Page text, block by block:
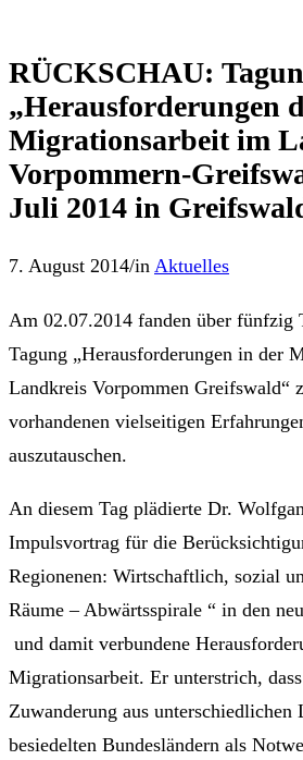
RÜCKSCHAU:
„Herausforderungen
Migrationsarbeit im
Vorpommern-
Juli 2014 in
7. August 2014/in Aktuelles
Am 02.07.2014 fanden über fünfzig
Tagung „Herausforderungen in der
Landkreis Vorpommen Greifswald“
vorhandenen vielseitigen
auszutauschen.
An diesem Tag plädierte Dr.
Impulsvortrag für die
Regionenen: Wirtschaftlich, sozial
Räume – Abwärtsspirale “ in den
und damit verbundene
Migrationsarbeit. Er unterstrich,
Zuwanderung aus unterschiedlichen
besiedelten Bundesländern als